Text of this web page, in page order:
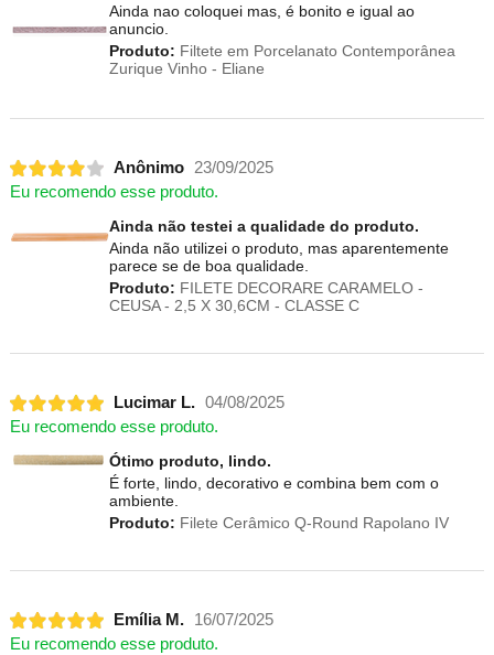
Ainda nao coloquei mas, é bonito e igual ao
anuncio.
Produto: Filtete em Porcelanato Contemporânea
Zurique Vinho - Eliane
Anônimo 23/09/2025
Eu recomendo esse produto.
Ainda não testei a qualidade do produto.
Ainda não utilizei o produto, mas aparentemente
parece se de boa qualidade.
Produto: FILETE DECORARE CARAMELO -
CEUSA - 2,5 X 30,6CM - CLASSE C
Lucimar L. 04/08/2025
Eu recomendo esse produto.
Ótimo produto, lindo.
É forte, lindo, decorativo e combina bem com o
ambiente.
Produto: Filete Cerâmico Q-Round Rapolano IV
Emília M.
16/07/2025
Eu recomendo esse produto.